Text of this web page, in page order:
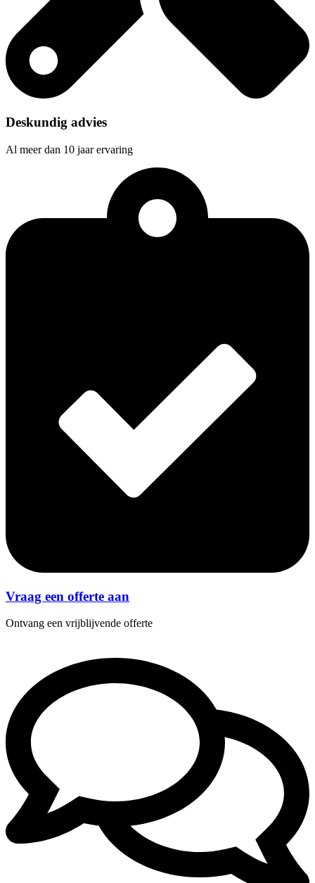
Deskundig advies
Al meer dan 10 jaar ervaring
Vraag een offerte aan
Ontvang een vrijblijvende offerte